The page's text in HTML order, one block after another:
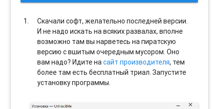
Скачали софт, желательно последней версии.
И не надо искать на всяких развалах, вполне
возможно там вы нарветесь на пиратскую
версию с вшитым очередным мусором. Оно
вам надо? Идите насайт производителя, тем
более там есть бесплатный триал. Запустите
установку программы.